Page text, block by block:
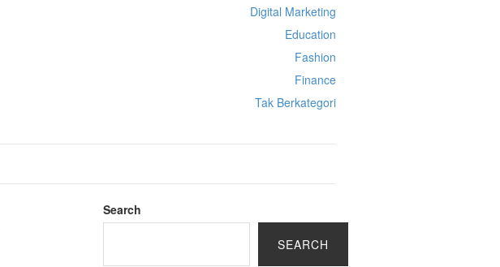
Digital Marketing
Education
Fashion
Finance
Tak Berkategori
Search
SEARCH